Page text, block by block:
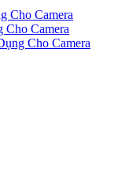
Cho Camera
Cho Camera
Cho Camera